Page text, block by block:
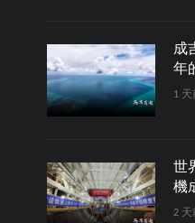
成
年
1
世
機
2 天